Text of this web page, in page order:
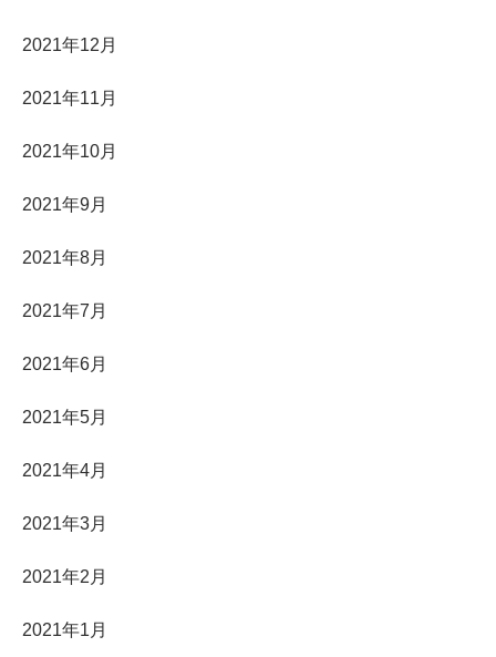
2021年12月
2021年11月
2021年10月
2021年9月
2021年8月
2021年7月
2021年6月
2021年5月
2021年4月
2021年3月
2021年2月
2021年1月